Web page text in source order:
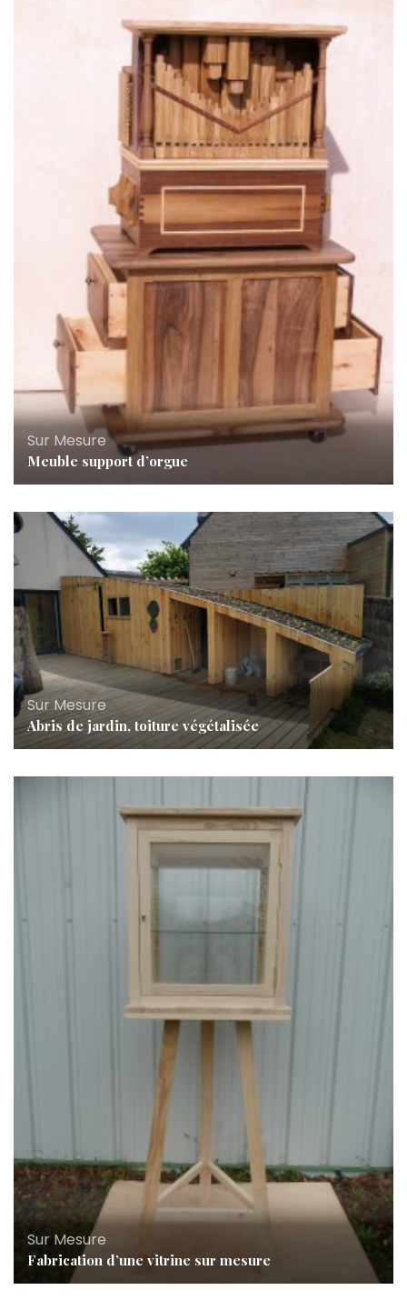
Sur Mesure
Meuble support d’orgue
Sur Mesure
Abris de jardin, toiture végétalisée
Sur Mesure
Fabrication d’une vitrine sur mesure